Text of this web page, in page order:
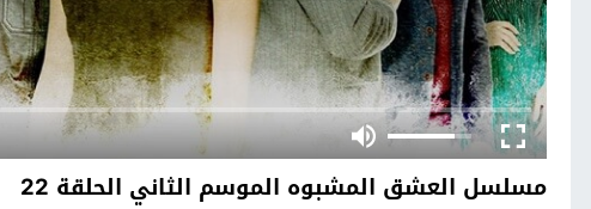
مسلسل العشق المشبوه الموسم الثاني الحلقة 22